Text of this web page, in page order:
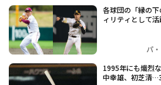
各球団の「縁の
ィリティとして
パ
1995年にも熾烈
中幸雄、初芝清